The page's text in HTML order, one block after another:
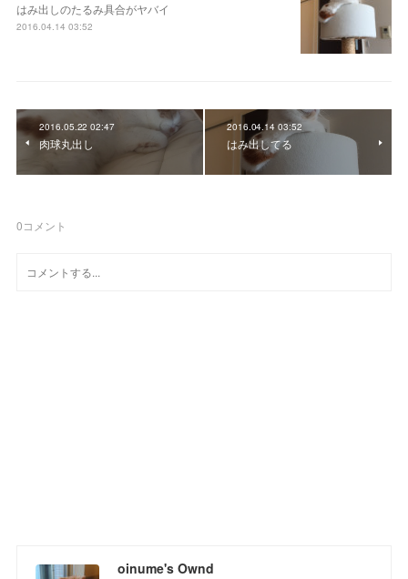
はみ出しのたるみ具合がヤバイ
2016.04.14 03:52
2016.05.22 02:47
肉球丸出し
2016.04.14 03:52
はみ出してる
0コメント
oinume's Ownd